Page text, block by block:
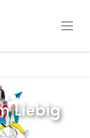
Liebig